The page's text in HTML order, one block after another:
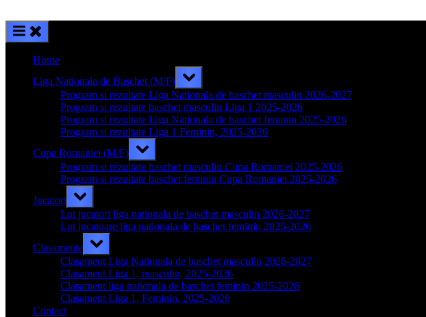
Home
Liga Nationala de Baschet (M/F)
Toggle
sub-
menu
Program si rezultate Liga Nationala de baschet masculin 2026-2027
Program si rezultate baschet masculin Liga 1 2025-2026
Program si rezultate Liga Nationala de baschet feminin 2025-2026
Program si rezultate Liga 1 Feminin, 2025-2026
Cupa Romaniei (M/F)
Toggle
sub-
menu
Program si rezultate baschet masculin Cupa Romaniei 2025-2026
Program si rezultate baschet feminin Cupa Romaniei 2025-2026
Jucatori
Toggle
sub-
menu
Lot jucatori liga nationala de baschet masculin 2026-2027
Lot jucatoare liga nationala de baschet feminin 2025-2026
Clasamente
Toggle
sub-
menu
Clasament Liga Nationala de baschet masculin 2026-2027
Clasament Liga 1, masculin, 2025-2026
Clasament liga nationala de baschet feminin 2025-2026
Clasament Liga 1, Feminin, 2025-2026
Contact